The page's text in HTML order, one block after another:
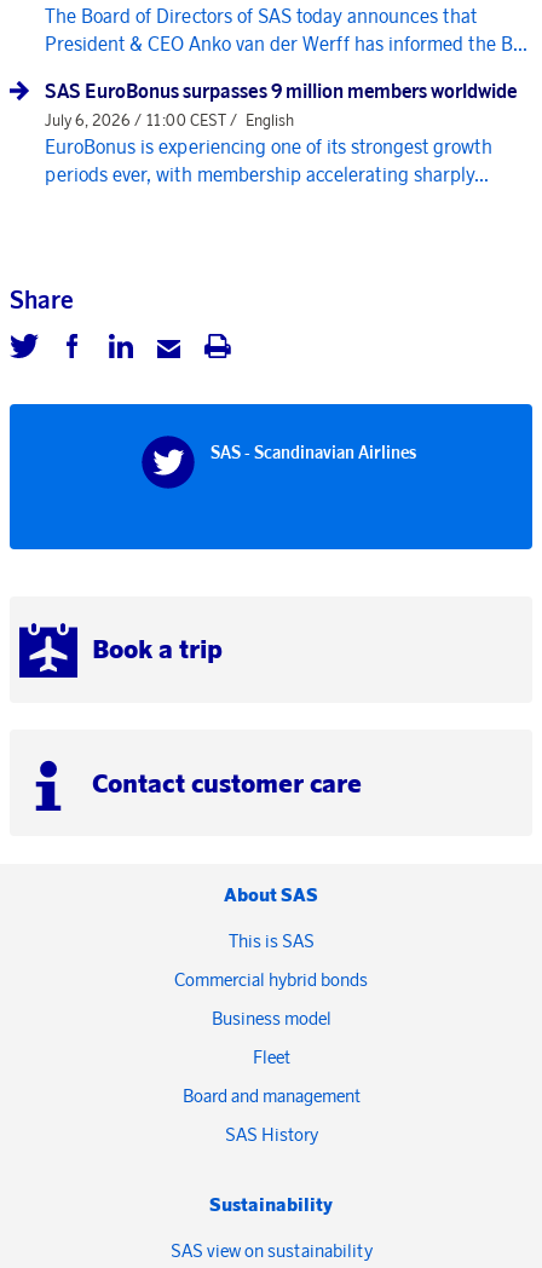
Book a trip
Contact customer care
The Board of Directors of SAS today announces that
President & CEO Anko van der Werff has informed the B...
SAS EuroBonus surpasses 9 million members worldwide
July 6, 2026 / 11:00 CEST / English
EuroBonus is experiencing one of its strongest growth
periods ever, with membership accelerating sharply...
Share
SAS - Scandinavian Airlines
About SAS
This is SAS
Commercial hybrid bonds
Business model
Fleet
Board and management
SAS History
Sustainability
SAS view on sustainability